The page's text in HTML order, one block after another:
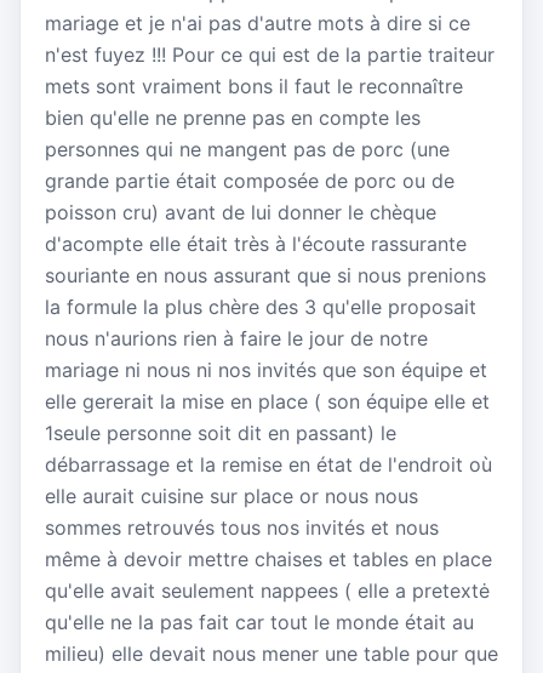
mariage et je n'ai pas d'autre mots à dire si ce
n'est fuyez !!! Pour ce qui est de la partie traiteur
mets sont vraiment bons il faut le reconnaître
bien qu'elle ne prenne pas en compte les
personnes qui ne mangent pas de porc (une
grande partie était composée de porc ou de
poisson cru) avant de lui donner le chèque
d'acompte elle était très à l'écoute rassurante
souriante en nous assurant que si nous prenions
la formule la plus chère des 3 qu'elle proposait
nous n'aurions rien à faire le jour de notre
mariage ni nous ni nos invités que son équipe et
elle gererait la mise en place ( son équipe elle et
1seule personne soit dit en passant) le
débarrassage et la remise en état de l'endroit où
elle aurait cuisine sur place or nous nous
sommes retrouvés tous nos invités et nous
même à devoir mettre chaises et tables en place
qu'elle avait seulement nappees ( elle a pretextė
qu'elle ne la pas fait car tout le monde était au
milieu) elle devait nous mener une table pour que